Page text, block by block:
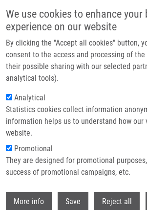
We use cookies to enhance your
experience on our website
By clicking the "Accept all cookies" button,
consent to the access and processing of
their possible sharing with our selected
analytical tools).
Analytical
Statistics cookies collect information
information helps us to understand how our
website.
Promotional
They are designed for promotional
success of promotional campaigns, etc.
More info Save Reject all
Header image
Drobečková navigace
Domů
Combined Targeted And Untargeted Profiling Of
Purine De Novo Synthesis
Combined Targeted and